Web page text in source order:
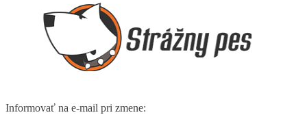
Informovať na e-mail pri zmene: